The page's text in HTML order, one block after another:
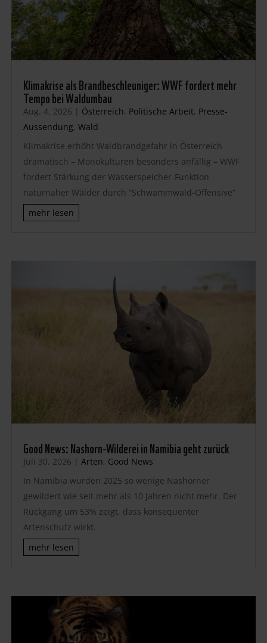
Klimakrise als Brandbeschleuniger: WWF fordert mehr
Tempo bei Waldumbau
Aug. 4, 2026 | Österreich, Politische Arbeit, Presse-
Aussendung, Wald
Klimakrise erhöht Waldbrandgefahr in Österreich
dramatisch – Monokulturen besonders anfällig – WWF
fordert Stärkung der Wasserspeicher-Funktion
naturnaher Wälder durch “Schwammwald-Offensive”
mehr lesen
Good News: Nashorn-Wilderei in Namibia geht zurück
Juli 30, 2026 | Arten, Good News
In Namibia wurden 2025 so wenige Nashörner
gewildert wie seit mehr als 10 Jahren nicht mehr. Der
Rückgang um 53% zeigt, dass konsequenter
Artenschutz wirkt.
mehr lesen